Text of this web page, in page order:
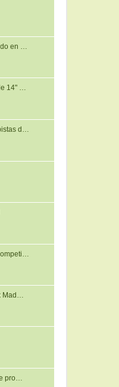
en …
14" …
d…
Mad…
pro…